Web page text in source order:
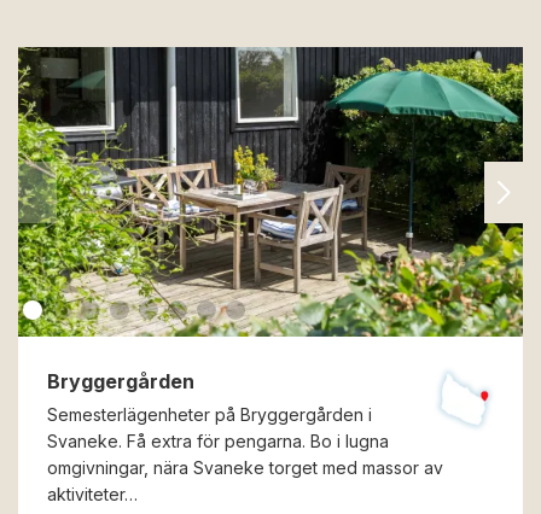
Bryggergården
Semesterlägenheter på Bryggergården i
Svaneke. Få extra för pengarna. Bo i lugna
omgivningar, nära Svaneke torget med massor av
aktiviteter…